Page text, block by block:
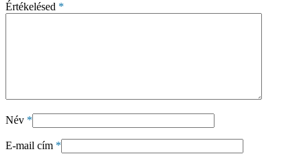
Értékelésed *
Név *
E-mail cím *